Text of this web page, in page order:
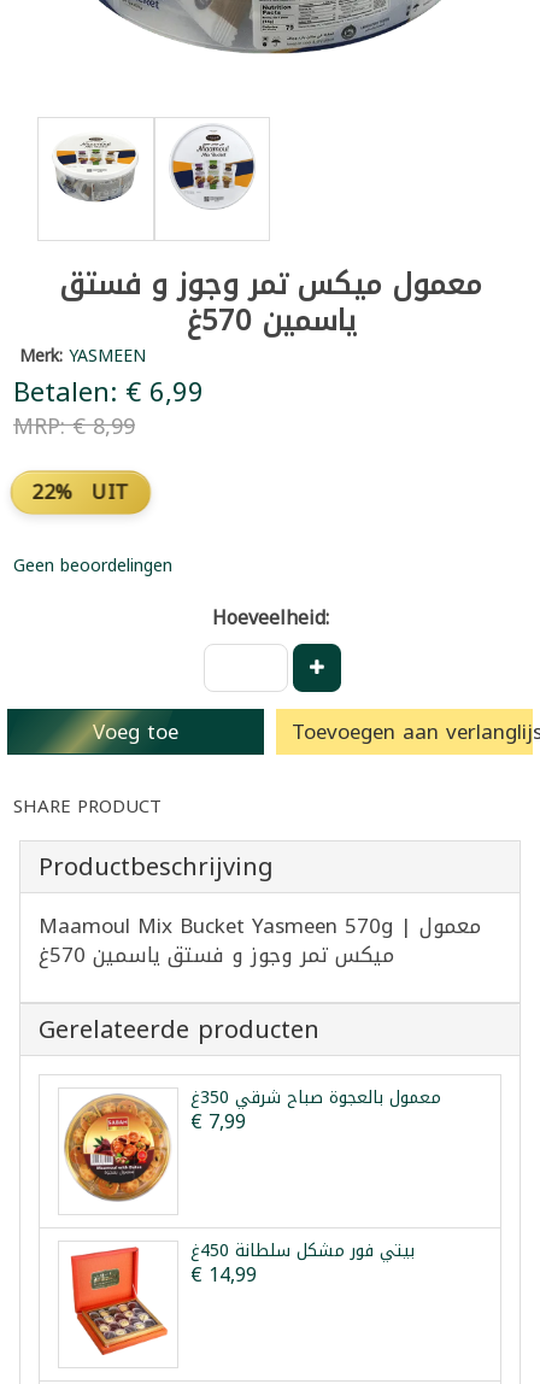
معمول ميكس تمر وجوز و فستق
ياسمين 570غ
Merk:YASMEEN
Betalen: € 6,99
MRP: € 8,99
22% UIT
Geen beoordelingen
Hoeveelheid:
Voeg toe Toevoegen aan
SHARE PRODUCT
Productbeschrijving
Maamoul Mix Bucket Yasmeen 570g | معمول
ميكس تمر وجوز و فستق ياسمين 570غ
Gerelateerde producten
معمول بالعجوة صباح شرقي 350غ
€ 7,99
بيتي فور مشكل سلطانة 450غ
€ 14,99